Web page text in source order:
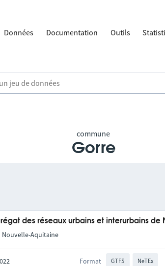
Données Documentation Outils
commune
Gorre
des réseaux urbains et interurbains de
Nouvelle-Aquitaine
Format GTFS NeTEx